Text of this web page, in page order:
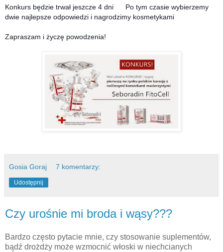
Konkurs będzie trwał jeszcze 4 dni
Po tym czasie wybierzemy
dwie najlepsze odpowiedzi i nagrodzimy kosmetykami
Zapraszam i życzę powodzenia!
Gosia Goraj 7 komentarzy:
Udostępnij
Czy urośnie mi broda i wąsy???
Bardzo często pytacie mnie, czy stosowanie suplementów,
bądź drożdży może wzmocnić włoski w niechcianych